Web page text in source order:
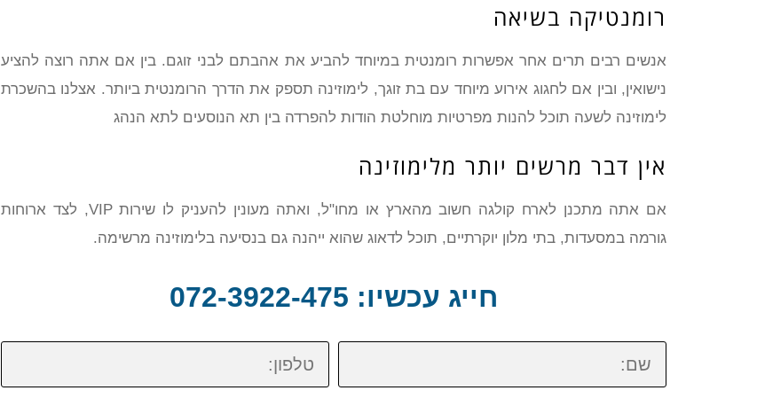
רומנטיקה בשיאה
אנשים רבים תרים אחר אפשרות רומנטית במיוחד להביע את אהבתם לבני זוגם. בין אם אתה רוצה להציע
נישואין, ובין אם לחגוג אירוע מיוחד עם בת זוגך, לימוזינה תספק את הדרך הרומנטית ביותר. אצלנו בהשכרת
לימוזינה לשעה תוכל להנות מפרטיות מוחלטת הודות להפרדה בין תא הנוסעים לתא הנהג
אין דבר מרשים יותר מלימוזינה
אם אתה מתכנן לארח קולגה חשוב מהארץ או מחו"ל, ואתה מעונין להעניק לו שירות VIP, לצד ארוחות
גורמה במסעדות, בתי מלון יוקרתיים, תוכל לדאוג שהוא ייהנה גם בנסיעה בלימוזינה מרשימה.
חייג עכשיו: 072-3922-475
שם: טלפון: